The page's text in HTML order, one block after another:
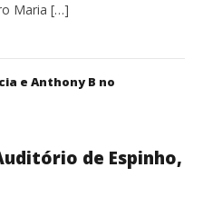
Maria […]
e Anthony B no
de Espinho,